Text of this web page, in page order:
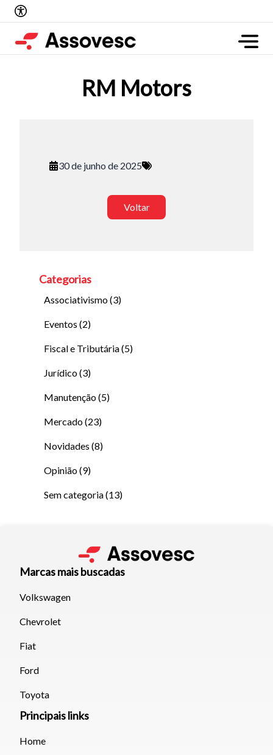
Tamanho do texto
atalhos Ctrl+ (para aumentar) e Ctrl- (para diminuir) no seu
teclado.
RM Motors
30 de junho de 2025
Voltar
Categorias
Associativismo(3)
Eventos (2)
Fiscal e Tributária(5)
Jurídico(3)
Manutenção(5)
Mercado(23)
Novidades (8)
Opinião(9)
Sem categoria(13)
Marcas mais buscadas
Volkswagen
Chevrolet
Fiat
Ford
Toyota
Principais links
Home